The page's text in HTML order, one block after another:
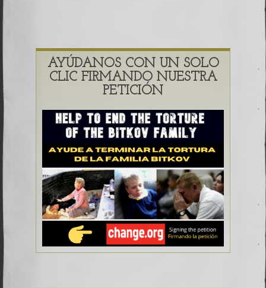
AYÚDANOS CON UN SOLO
CLIC FIRMANDO NUESTRA
PETICIÓN